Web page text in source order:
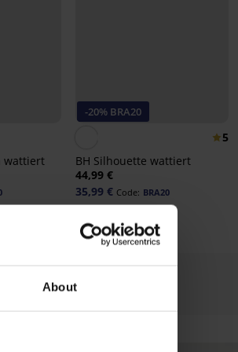
About
wattiert
-20% BRA20
5
BH Silhouette wattiert
44,99 €
35,99 € Code: BRA20